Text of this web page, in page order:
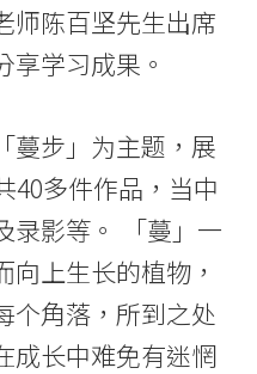
师陈百坚先生出席
享学习成果。
蔓步」为主题，展
40多件作品，当中
录影等。 「蔓」一
上生长的植物，
个角落，所到之处
成长中难免有迷惘